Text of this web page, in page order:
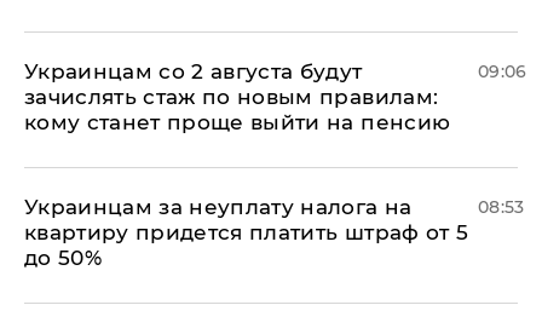
Украинцам со 2 августа будут
зачислять стаж по новым правилам:
кому станет проще выйти на пенсию
09:06
Украинцам за неуплату налога на
квартиру придется платить штраф от 5
до 50%
08:53